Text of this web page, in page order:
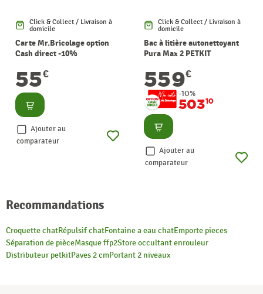
Click & Collect / Livraison à
domicile
Carte Mr.Bricolage option
Cash direct -10%
55€
Consulter
Ajouter au
comparateur
Click & Collect / Livraison à
domicile
Bac à litière autonettoyant
Pura Max 2 PETKIT
559€
-10%
50310
Consulter
Ajouter au
comparateur
Recommandations
Croquette chatRépulsif chatFontaine a eau chatEmporte pieces
Séparation de pièceMasque ffp2Store occultant enrouleur
Distributeur petkitPaves 2 cmPortant 2 niveaux